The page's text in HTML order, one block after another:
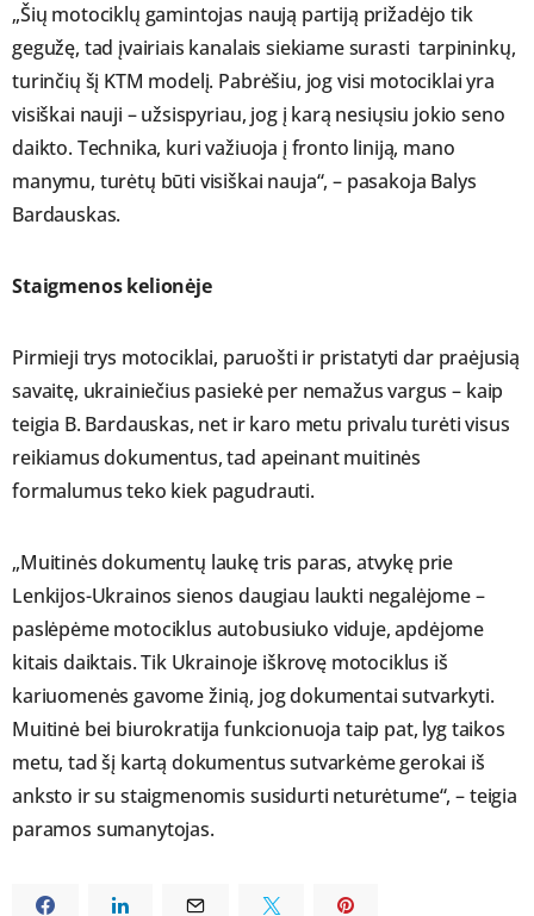
„Šių motociklų gamintojas naują partiją prižadėjo tik
gegužę, tad įvairiais kanalais siekiame surasti tarpininkų,
turinčių šį KTM modelį. Pabrėšiu, jog visi motociklai yra
visiškai nauji – užsispyriau, jog į karą nesiųsiu jokio seno
daikto. Technika, kuri važiuoja į fronto liniją, mano
manymu, turėtų būti visiškai nauja“, – pasakoja Balys
Bardauskas.
Staigmenos kelionėje
Pirmieji trys motociklai, paruošti ir pristatyti dar praėjusią
savaitę, ukrainiečius pasiekė per nemažus vargus – kaip
teigia B. Bardauskas, net ir karo metu privalu turėti visus
reikiamus dokumentus, tad apeinant muitinės
formalumus teko kiek pagudrauti.
„Muitinės dokumentų laukę tris paras, atvykę prie
Lenkijos-Ukrainos sienos daugiau laukti negalėjome –
paslėpėme motociklus autobusiuko viduje, apdėjome
kitais daiktais. Tik Ukrainoje iškrovę motociklus iš
kariuomenės gavome žinią, jog dokumentai sutvarkyti.
Muitinė bei biurokratija funkcionuoja taip pat, lyg taikos
metu, tad šį kartą dokumentus sutvarkėme gerokai iš
anksto ir su staigmenomis susidurti neturėtume“, – teigia
paramos sumanytojas.